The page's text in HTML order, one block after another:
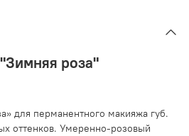
роза"
для перманентного макияжа губ.
оттенков. Умеренно-розовый